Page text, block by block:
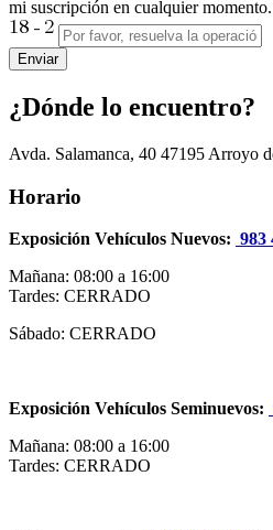
mi suscripción en cualquier momento.
Enviar
¿Dónde lo encuentro?
Avda. Salamanca, 40 47195 Arroyo
Horario
Exposición Vehículos Nuevos: 983
Mañana: 08:00 a 16:00
Tardes: CERRADO
Sábado: CERRADO
Exposición Vehículos Seminuevos:
Mañana: 08:00 a 16:00
Tardes: CERRADO